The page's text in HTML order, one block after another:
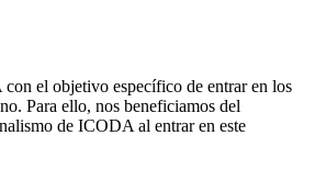
el objetivo específico de entrar en los
Para ello, nos beneficiamos del
de ICODA al entrar en este